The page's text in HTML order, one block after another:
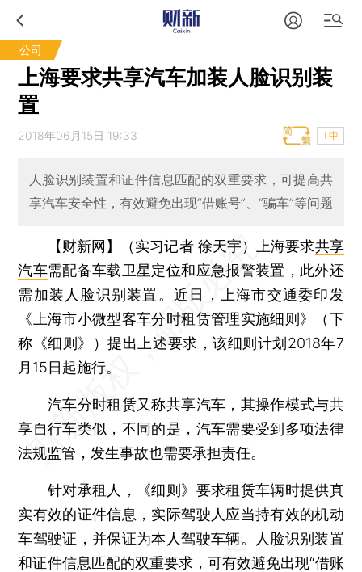
公司
上海要求共享汽车加装人脸识别装
置
2018年06月15日 19:33 T中
人脸识别装置和证件信息匹配的双重要求，可提高共
享汽车安全性，有效避免出现“借账号”、“骗车”等问题
【财新网】（实习记者 徐天宇） 上海要求共享
汽车需配备车载卫星定位和应急报警装置，此外还
需加装人脸识别装置。近日，上海市交通委印发
《上海市小微型客车分时租赁管理实施细则》（下
称《细则》）提出上述要求，该细则计划2018年7
月15日起施行。
汽车分时租赁又称共享汽车，其操作模式与共
享自行车类似，不同的是，汽车需要受到多项法律
法规监管，发生事故也需要承担责任。
针对承租人，《细则》要求租赁车辆时提供真
实有效的证件信息，实际驾驶人应当持有效的机动
车驾驶证，并保证为本人驾驶车辆。人脸识别装置
和证件信息匹配的双重要求，可有效避免出现“借账